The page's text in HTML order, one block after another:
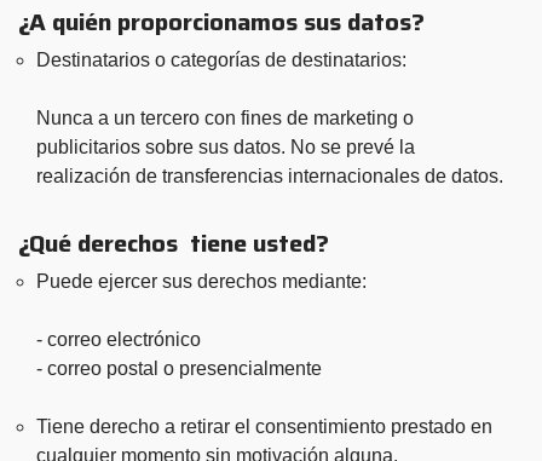
¿A quién proporcionamos sus datos?
Destinatarios o categorías de destinatarios:
Nunca a un tercero con fines de marketing o
publicitarios sobre sus datos. No se prevé la
realización de transferencias internacionales de datos.
¿Qué derechos tiene usted?
Puede ejercer sus derechos mediante:
- correo electrónico
- correo postal o presencialmente
Tiene derecho a retirar el consentimiento prestado en
cualquier momento sin motivación alguna.